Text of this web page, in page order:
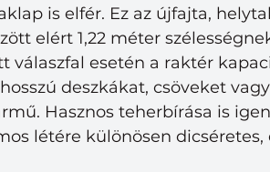
is elfér. Ez az újfajta,
elért 1,22 méter
válaszfal esetén a raktér
deszkákat, csöveket
Hasznos teherbírása is
létére különösen